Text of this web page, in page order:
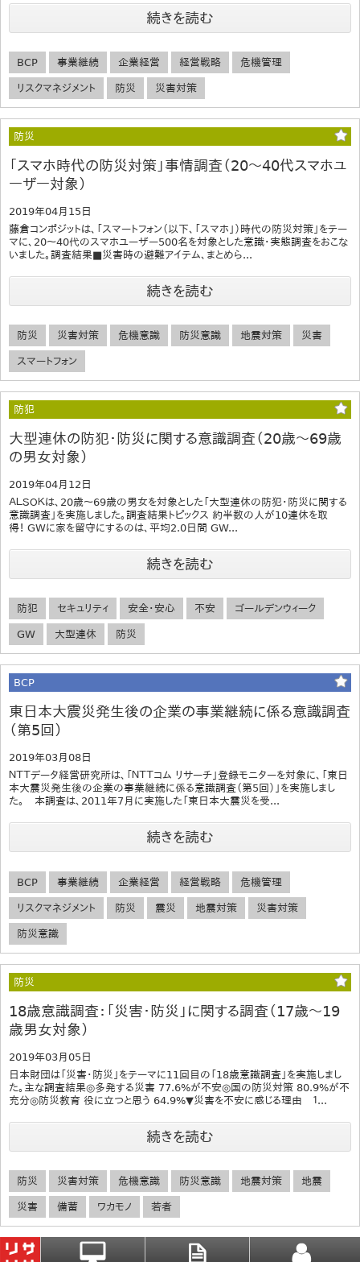
続きを読む
BCP 事業継続 企業経営 経営戦略 危機管理
リスクマネジメント 防災 災害対策
防災
「スマホ時代の防災対策」事情調査（20～40代スマホユ
ーザー対象）
2019年04月15日
藤倉コンポジットは、「スマートフォン（以下、「スマホ」）時代の防災対策」をテー
マに、20～40代のスマホユーザー500名を対象とした意識・実態調査をおこな
いました。調査結果■災害時の避難アイテム、まとめら...
続きを読む
防災 災害対策 危機意識 防災意識 地震対策 災害
スマートフォン
防犯
大型連休の防犯・防災に関する意識調査（20歳～69歳
の男女対象）
2019年04月12日
ＡＬＳＯＫは、20歳～69歳の男女を対象とした「大型連休の防犯・防災に関する
意識調査」を実施しました。調査結果トピックス 約半数の人が10連休を取
得！ GWに家を留守にするのは、平均2.0日間 GW...
続きを読む
防犯 セキュリティ 安全・安心 不安 ゴールデンウィーク
GW 大型連休 防災
BCP
東日本大震災発生後の企業の事業継続に係る意識調査
（第5回）
2019年03月08日
ＮＴＴデータ経営研究所は、「ＮＴＴコム リサーチ」登録モニターを対象に、「東日
本大震災発生後の企業の事業継続に係る意識調査（第5回）」を実施しまし
た。 本調査は、2011年7月に実施した「東日本大震災を受...
続きを読む
BCP 事業継続 企業経営 経営戦略 危機管理
リスクマネジメント 防災 震災 地震対策 災害対策
防災意識
防災
18歳意識調査：「災害・防災」に関する調査（17歳～19
歳男女対象）
2019年03月05日
日本財団は「災害・防災」をテーマに11回目の「18歳意識調査」を実施しまし
た。主な調査結果​◎多発する災害 77.6%が不安◎国の防災対策 80.9%が不
充分◎防災教育 役に立つと思う 64.9%▼災害を不安に感じる理由 １...
続きを読む
防災 災害対策 危機意識 防災意識 地震対策 地震
災害 備蓄 ワカモノ 若者